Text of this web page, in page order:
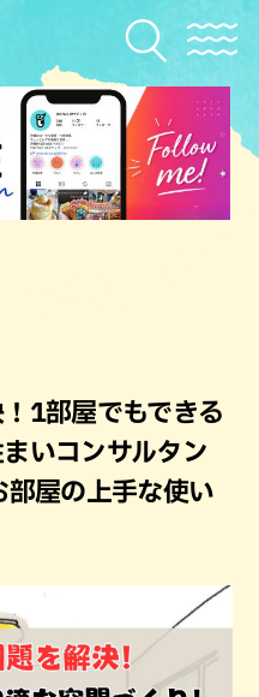
1部屋でもできる
いコンサルタン
部屋の上手な使い